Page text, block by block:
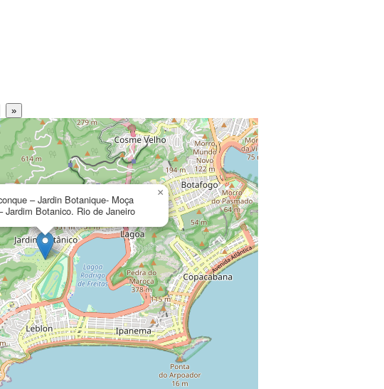
»
– Jardin Botanique- Moça
Jardim Botanico. Rio de Janeiro
×